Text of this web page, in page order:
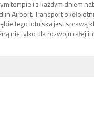
tempie i z każdym dniem
Airport. Transport
tego lotniska jest sprawą
nie tylko dla rozwoju całej